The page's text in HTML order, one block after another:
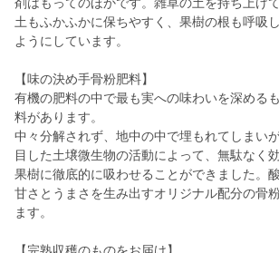
土もふかふかに保ちやすく、果樹の根も呼吸
ようにしています。
【味の決め手骨粉肥料】
有機の肥料の中で最も実への味わいを深める
料があります。
中々分解されず、地中の中で埋もれてしまい
目した土壌微生物の活動によって、無駄なく
果樹に徹底的に吸わせることができました。
甘さとうまさを生み出すオリジナル配分の骨
ます。